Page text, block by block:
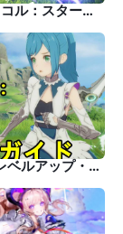
OSLinkで実現！スマホで遊ぶブループロトコル：スターレゾナンス
【ブループロトコル：スターレゾナンス】レベルアップ・育成ガイド